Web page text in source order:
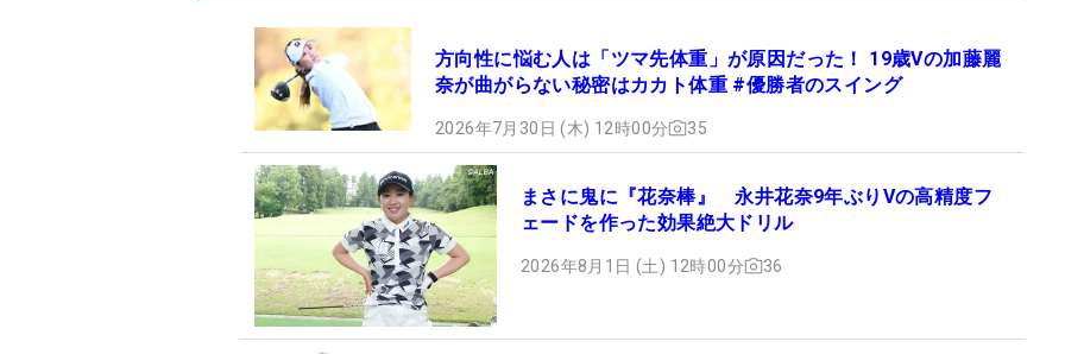
方向性に悩む人は「ツマ先体重」が原因だった！ 19歳Vの加藤麗
奈が曲がらない秘密はカカト体重 #優勝者のスイング
2026年7月30日 (木) 12時00分 35
まさに鬼に『花奈棒』 永井花奈9年ぶりVの高精度フ
ェードを作った効果絶大ドリル
2026年8月1日 (土) 12時00分 36